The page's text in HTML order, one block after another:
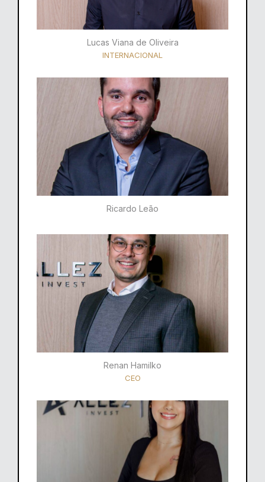
Lucas Viana de Oliveira
INTERNACIONAL
Ricardo Leão​
Renan Hamilko​
CEO